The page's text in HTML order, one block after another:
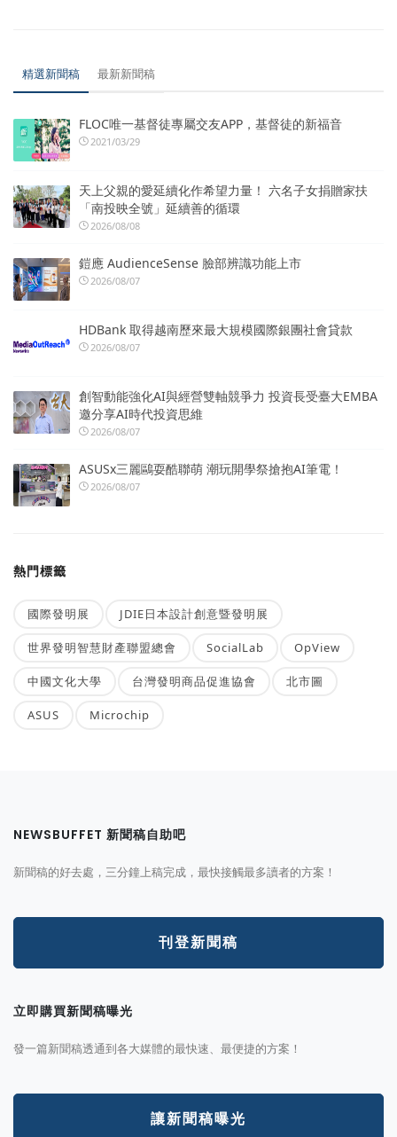
精選新聞稿 最新新聞稿
FLOC唯一基督徒專屬交友APP，基督徒的新福音
2021/03/29
天上父親的愛延續化作希望力量！ 六名子女捐贈家扶
「南投映全號」延續善的循環
2026/08/08
鎧應 AudienceSense 臉部辨識功能上市
2026/08/07
HDBank 取得越南歷來最大規模國際銀團社會貸款
2026/08/07
創智動能強化AI與經營雙軸競爭力 投資長受臺大EMBA
邀分享AI時代投資思維
2026/08/07
ASUSx三麗鷗耍酷聯萌 潮玩開學祭搶抱AI筆電！
2026/08/07
熱門標籤
國際發明展 JDIE日本設計創意暨發明展
世界發明智慧財產聯盟總會 SocialLab OpView
中國文化大學 台灣發明商品促進協會 北市圖
ASUS Microchip
NEWSBUFFET 新聞稿自助吧
新聞稿的好去處，三分鐘上稿完成，最快接觸最多讀者的方案！
刊登新聞稿
立即購買新聞稿曝光
發一篇新聞稿透通到各大媒體的最快速、最便捷的方案！
讓新聞稿曝光